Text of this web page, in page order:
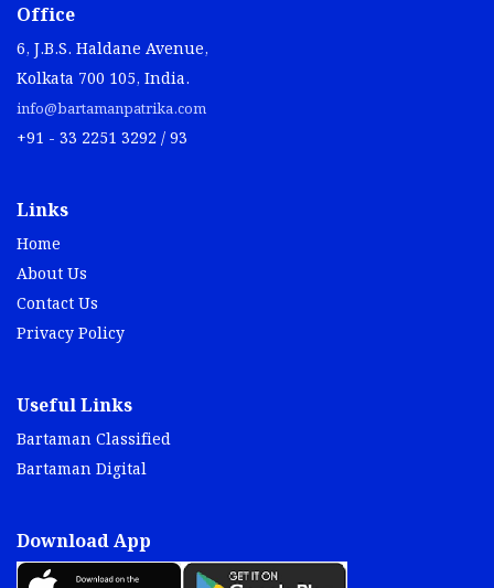
Office
6, J.B.S. Haldane Avenue,
Kolkata 700 105, India.
info@bartamanpatrika.com
+91 - 33 2251 3292 / 93
Links
Home
About Us
Contact Us
Privacy Policy
Useful Links
Bartaman Classified
Bartaman Digital
Download App